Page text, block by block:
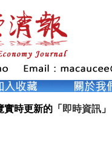
時更新的「 即時資訊 」